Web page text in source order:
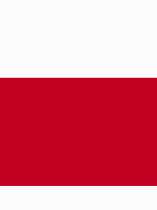
service!